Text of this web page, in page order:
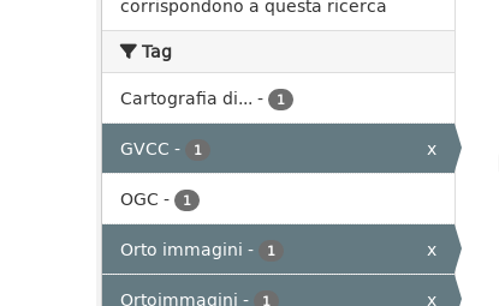
corrispondono a questa ricerca
Tag
Cartografia di... - 1
GVCC - 1
x
OGC - 1
Orto immagini - 1
x
Ortoimmagini - 1
x